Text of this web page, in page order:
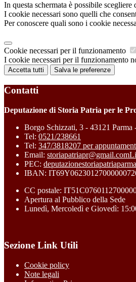
In questa schermata è possibile
I cookie necessari sono quelli che
Per conoscere quali sono i cookie
Cookie necessari per il funzionamento
I cookie necessari per il funzionamento
Accetta tutti Salva le preferenze
Contatti
Deputazione di Storia Patria per le
Borgo Schizzati, 3 - 43121 Parma
Tel: 0521/238661
Tel: 347/3818207 per
Email: storiapatriapr@gmail.com
PEC:
IBAN:
CC postale:
Apertura al Pubblico della Sede
Lunedì, Mercoledì e Giovedì:
Sezione Link Utili
Cookie policy
Note legali